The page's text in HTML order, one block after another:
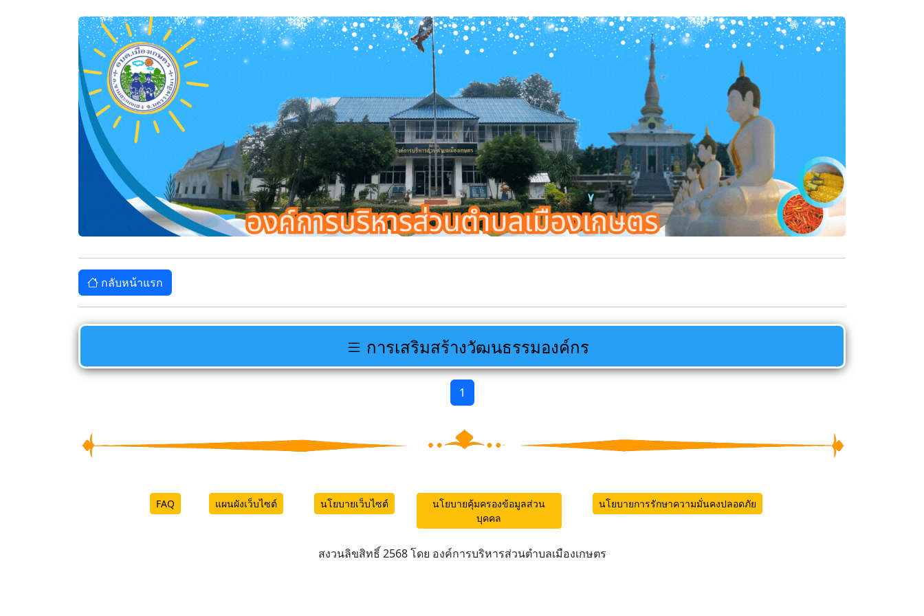
กลับหน้าแรก
การเสริมสร้างวัฒนธรรมองค์กร
1
FAQ แผนผังเว็บไซต์ นโยบายเว็บไซต์
นโยบายคุ้มครองข้อมูลส่วน
บุคคล
นโยบายการรักษาความมั่นคงปลอดภัย
สงวนลิขสิทธิ์ 2568 โดย องค์การบริหารส่วนตำบลเมืองเกษตร